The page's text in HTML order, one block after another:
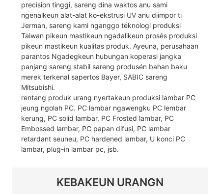
precision tinggi, sareng dina waktos anu sami
ngenalkeun alat-alat ko-ekstrusi UV anu diimpor ti
Jerman, sareng kami nganggo téknologi produksi
Taiwan pikeun mastikeun ngadalikeun prosés produksi
pikeun mastikeun kualitas produk. Ayeuna, perusahaan
parantos Ngadegkeun hubungan koperasi jangka
panjang sareng stabil sareng produsén bahan baku
merek terkenal sapertos Bayer, SABIC sareng
Mitsubishi.
rentang produk urang nyertakeun produksi lambar PC
jeung ngolah PC. PC lambar ngawengku PC lembar
kerung, PC solid lambar, PC Frosted lambar, PC
Embossed lambar, PC papan difusi, PC lambar
retardant seuneu, PC hardened lambar, U konci PC
lambar, plug-in lambar pc, jsb.
KEBAKEUN URANGN